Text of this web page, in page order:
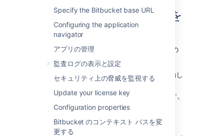
Specify the Bitbucket base URL
Configuring the application
navigator
アプリの管理
監査ログの表示と設定
セキュリティ上の脅威を監視する
Update your license key
Configuration properties
Bitbucket のコンテキスト パスを変
更する
アプリケーション リンクを
表示する
アプリケーション リンクを表示するには、次の
手順に従います。
[管理] > [アプリケーション]の順に移動し
ます。
[アプリケーション リンク
] を選択します。
次のページが表示されます。